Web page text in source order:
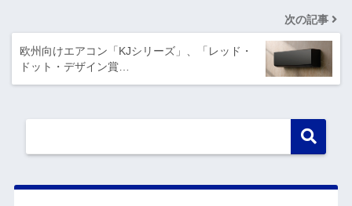
次の記事
欧州向けエアコン「KJシリーズ」、「レッド・
ドット・デザイン賞…